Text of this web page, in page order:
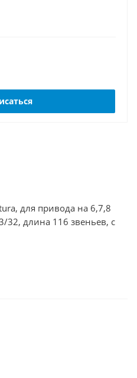
для привода на 6,7,8
32, длина 116 звеньев, с